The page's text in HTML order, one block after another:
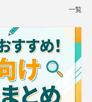
一覧